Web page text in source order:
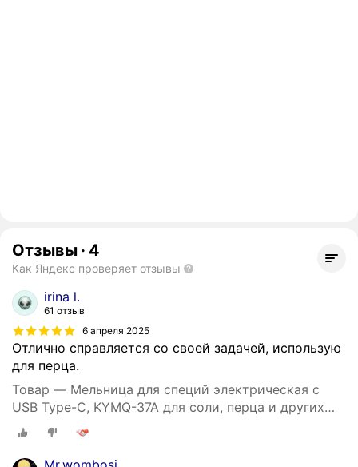
Отзывы · 4
Как Яндекс проверяет отзывы
irina l.
61 отзыв
6 апреля 2025
Отлично справляется со своей задачей, использую
для перца.
Товар — Мельница для специй электрическая с
USB Type-C, KYMQ-37A для соли, перца и других
специй